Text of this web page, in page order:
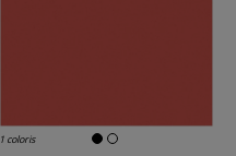
1 coloris